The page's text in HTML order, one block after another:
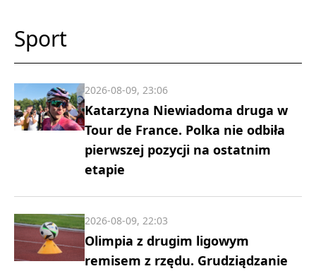
Sport
Katarzyna Niewiadoma druga w
Tour de France. Polka nie odbiła
pierwszej pozycji na ostatnim
etapie
2026-08-09, 23:06
Olimpia z drugim ligowym
remisem z rzędu. Grudziądzanie
2026-08-09, 22:03